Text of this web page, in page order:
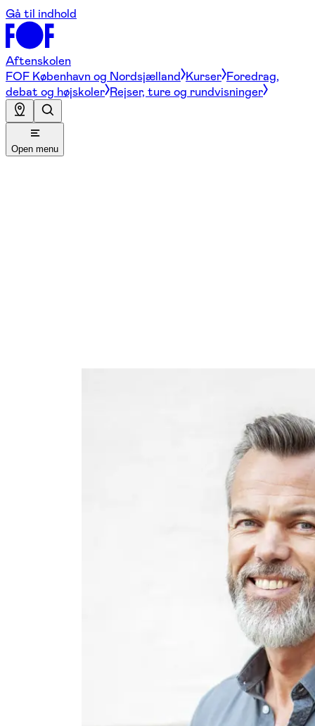
Gå til indhold
Aftenskolen
FOF København og Nordsjælland Kurser Foredrag,
debat og højskoler Rejser, ture og rundvisninger
Open menu